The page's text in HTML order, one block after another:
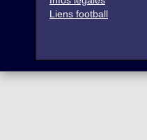
Liens football